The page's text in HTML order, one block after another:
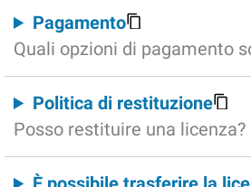
Pagamento
Quali opzioni di pagamento
Politica di restituzione
Posso restituire una licenza?